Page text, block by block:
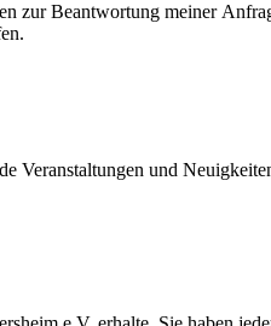
zur Beantwortung meiner
Veranstaltungen und